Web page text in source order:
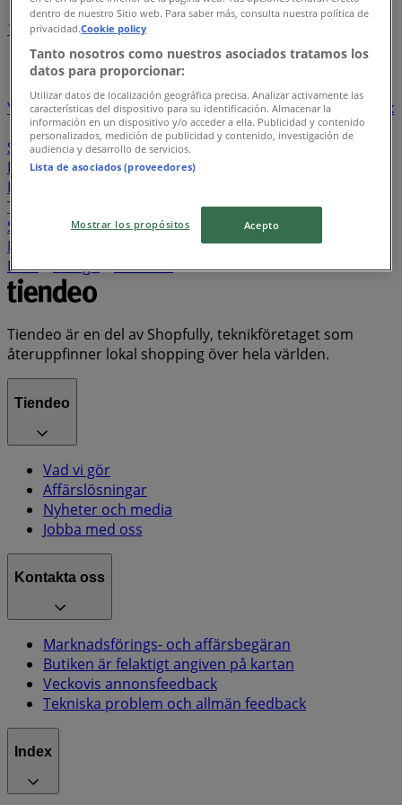
1 345
21
Östenssons
Apotek Hjärtat H&M ZARA
New
Yorker
Mio Tele2 Extra Mjällby Stormarknad
Lindex
Coop Forum
Circle K Net On Net
Prisma
Skärholmen
Elon Kronans Apotek
MM Sverige
Power
Cervera Nordea
Intersport
Teknikmagasinet
Hornbach Colorama
XXL
Skopunkten
ICA Hajen Lågpris
Flügger Färg
Mekonomen
Stadium Scorett
Ecco
Mango Panduro
Tiendeo är en del av Shopfully, teknikföretaget som
återuppfinner lokal shopping över hela världen.
Tiendeo
Vad vi gör
Affärslösningar
Nyheter och media
Jobba med oss
Kontakta oss
Marknadsförings- och affärsbegäran
Butiken är felaktigt angiven på kartan
Veckovis annonsfeedback
Tekniska problem och allmän feedback
Index
dentro de nuestro Sitio web. Para saber más, consulta nuestra política de
privacidad.Cookie policy
Tanto nosotros como nuestros asociados tratamos los
datos para proporcionar:
Utilizar datos de localización geográfica precisa. Analizar activamente las
características del dispositivo para su identificación. Almacenar la
información en un dispositivo y/o acceder a ella. Publicidad y contenido
personalizados, medición de publicidad y contenido, investigación de
audiencia y desarrollo de servicios.
Lista de asociados (proveedores)
Mostrar los propósitos Acepto